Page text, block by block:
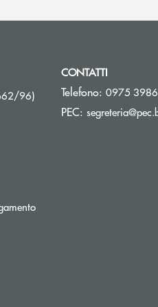
96)Apre una nuova finestra
CONTATTI
Telefono: 0975
PEC: